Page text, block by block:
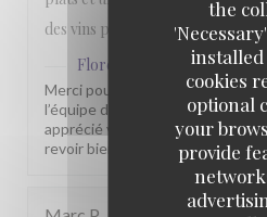
the
cookies
optional
your
provide
des vins plus qu'honorable.
Flores'sens
has replied to
Merci pour votre commentaire
l’équipe du Florès’sens est
apprécié votre passage chez
revoir bientôt pour vous faire